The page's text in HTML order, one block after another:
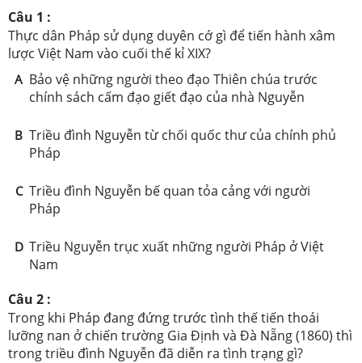
Câu 1 :
Thực dân Pháp sử dụng duyên cớ gì để tiến hành xâm
lược Việt Nam vào cuối thế kỉ XIX?
A Bảo vệ những người theo đạo Thiên chúa trước
chính sách cấm đạo giết đạo của nhà Nguyễn
B Triều đình Nguyễn từ chối quốc thư của chính phủ
Pháp
C Triều đình Nguyễn bế quan tỏa cảng với người
Pháp
D Triều Nguyễn trục xuất những người Pháp ở Việt
Nam
Câu 2 :
Trong khi Pháp đang đứng trước tình thế tiến thoái
lưỡng nan ở chiến trường Gia Định và Đà Nẵng (1860) thì
trong triều đình Nguyễn đã diễn ra tình trạng gì?